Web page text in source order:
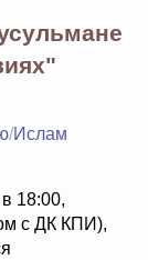
/Ислам
18:00,
с ДК КПИ),